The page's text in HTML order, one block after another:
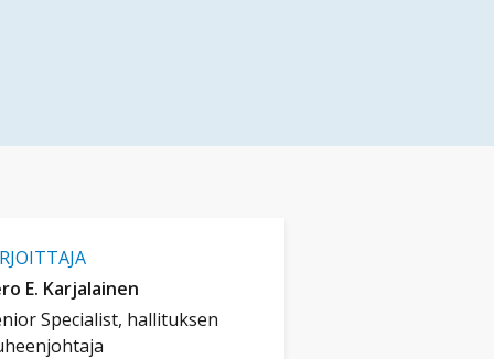
E. Karjalainen
Specialist, hallituksen